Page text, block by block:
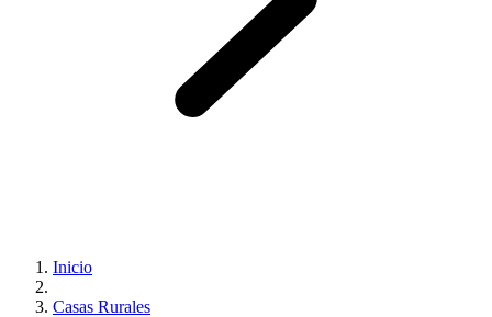
Inicio
Casas Rurales